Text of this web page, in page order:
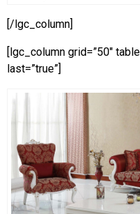
[/lgc_column]
[lgc_column grid=”50″
last=”true”]